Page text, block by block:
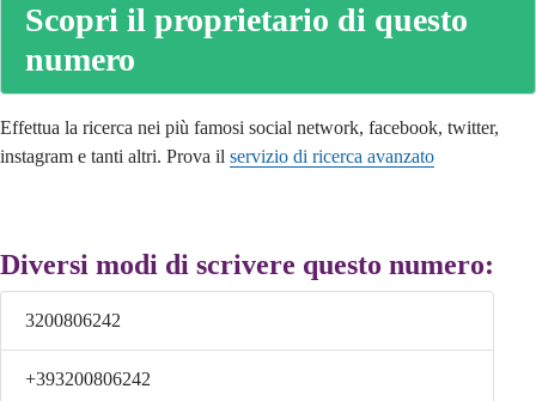
Scopri il proprietario di questo
numero
Effettua la ricerca nei più famosi social network, facebook, twitter,
instagram e tanti altri. Prova il servizio di ricerca avanzato
Diversi modi di scrivere questo numero:
3200806242
+393200806242